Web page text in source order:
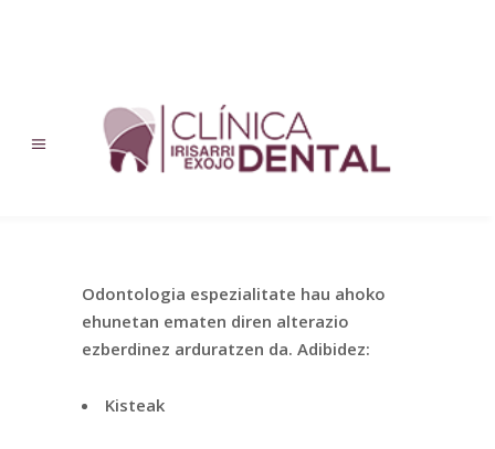
Aho Kirurgia
Odontologia espezialitate hau ahoko
ehunetan ematen diren alterazio
ezberdinez arduratzen da. Adibidez:
Kisteak